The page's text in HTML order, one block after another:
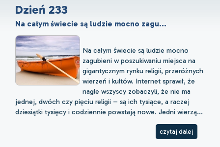
Dzień 233
Na całym świecie są ludzie mocno zagu...
Na całym świecie są ludzie mocno
zagubieni w poszukiwaniu miejsca na
gigantycznym rynku religii, przeróżnych
wierzeń i kultów. Internet sprawił, że
nagle wszyscy zobaczyli, że nie ma
jednej, dwóch czy pięciu religii – są ich tysiące, a raczej
dziesiątki tysięcy i codziennie powstają nowe. Jedni wierzą...
czytaj dalej